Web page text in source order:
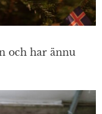
och har ännu